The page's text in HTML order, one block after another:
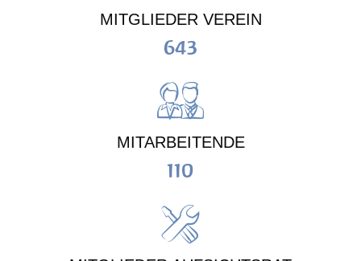
MITGLIEDER VEREIN
643
MITARBEITENDE
110